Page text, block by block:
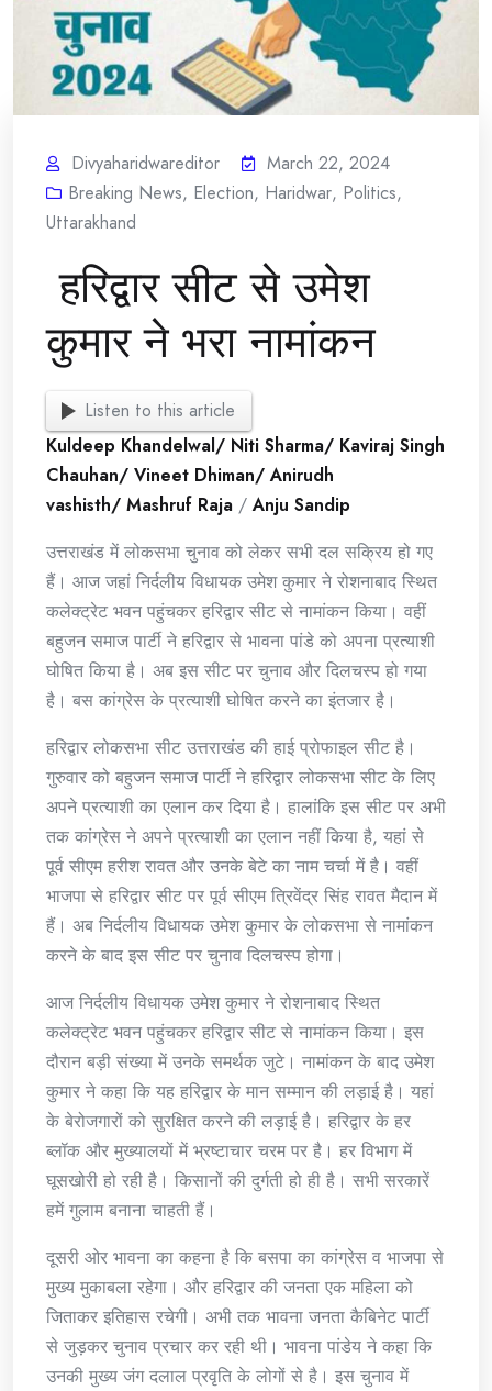
Divyaharidwareditor
March 22, 2024
Breaking News, Election, Haridwar, Politics,
Uttarakhand
हरिद्वार सीट से उमेश
कुमार ने भरा नामांकन
Listen to this article
Kuldeep Khandelwal/ Niti Sharma/ Kaviraj Singh
Chauhan/ Vineet Dhiman/ Anirudh
vashisth/ Mashruf Raja /Anju Sandip
उत्तराखंड में लोकसभा चुनाव को लेकर सभी दल सक्रिय हो गए
हैं। आज जहां निर्दलीय विधायक उमेश कुमार ने रोशनाबाद स्थित
कलेक्ट्रेट भवन पहुंचकर हरिद्वार सीट से नामांकन किया। वहीं
बहुजन समाज पार्टी ने हरिद्वार से भावना पांडे को अपना प्रत्याशी
घोषित किया है। अब इस सीट पर चुनाव और दिलचस्प हो गया
है। बस कांग्रेस के प्रत्याशी घोषित करने का इंतजार है।
हरिद्वार लोकसभा सीट उत्तराखंड की हाई प्रोफाइल सीट है।
गुरुवार को बहुजन समाज पार्टी ने हरिद्वार लोकसभा सीट के लिए
अपने प्रत्याशी का एलान कर दिया है। हालांकि इस सीट पर अभी
तक कांग्रेस ने अपने प्रत्याशी का एलान नहीं किया है, यहां से
पूर्व सीएम हरीश रावत और उनके बेटे का नाम चर्चा में है। वहीं
भाजपा से हरिद्वार सीट पर पूर्व सीएम त्रिवेंद्र सिंह रावत मैदान में
हैं। अब निर्दलीय विधायक उमेश कुमार के लोकसभा से नामांकन
करने के बाद इस सीट पर चुनाव दिलचस्प होगा।
आज निर्दलीय विधायक उमेश कुमार ने रोशनाबाद स्थित
कलेक्ट्रेट भवन पहुंचकर हरिद्वार सीट से नामांकन किया। इस
दौरान बड़ी संख्या में उनके समर्थक जुटे। नामांकन के बाद उमेश
कुमार ने कहा कि यह हरिद्वार के मान सम्मान की लड़ाई है। यहां
के बेरोजगारों को सुरक्षित करने की लड़ाई है। हरिद्वार के हर
ब्लॉक और मुख्यालयों में भ्रष्टाचार चरम पर है। हर विभाग में
घूसखोरी हो रही है। किसानों की दुर्गती हो ही है। सभी सरकारें
हमें गुलाम बनाना चाहती हैं।
दूसरी ओर भावना का कहना है कि बसपा का कांग्रेस व भाजपा से
मुख्य मुकाबला रहेगा। और हरिद्वार की जनता एक महिला को
जिताकर इतिहास रचेगी। अभी तक भावना जनता कैबिनेट पार्टी
से जुड़कर चुनाव प्रचार कर रही थी। भावना पांडेय ने कहा कि
उनकी मुख्य जंग दलाल प्रवृति के लोगों से है। इस चुनाव में